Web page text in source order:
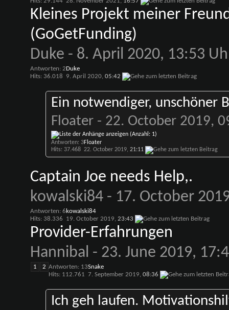
Kleines Projekt meiner
(GoGetFunding)
Duke - 8. April 2020, 13:53
Antworten: 2
Hits: 36.018
Duke
9. April 2020, 05:42
Ein notwendiger, unschöner
Floater- 22. October 2019,
Antworten: 3
Hits: 37.468
Floater
22. October 2019, 21:11
Captain Joe needs Help,.
kowalski84- 17. October
Antworten: 6
Hits: 38.336
kowalski84
19. October 2019, 23:43
Provider-Erfahrungen
Hannibal - 23. June 2019,
1 2 Antworten: 13
Hits: 112.761
Snake
7. September 2019, 08:36
Ich geh laufen.